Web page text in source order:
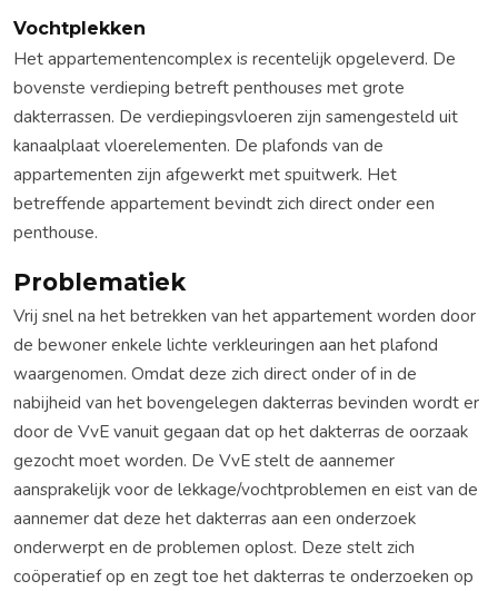
Vochtplekken
Het appartementencomplex is recentelijk opgeleverd. De
bovenste verdieping betreft penthouses met grote
dakterrassen. De verdiepingsvloeren zijn samengesteld uit
kanaalplaat vloerelementen. De plafonds van de
appartementen zijn afgewerkt met spuitwerk. Het
betreffende appartement bevindt zich direct onder een
penthouse.
Problematiek
Vrij snel na het betrekken van het appartement worden door
de bewoner enkele lichte verkleuringen aan het plafond
waargenomen. Omdat deze zich direct onder of in de
nabijheid van het bovengelegen dakterras bevinden wordt er
door de VvE vanuit gegaan dat op het dakterras de oorzaak
gezocht moet worden. De VvE stelt de aannemer
aansprakelijk voor de lekkage/vochtproblemen en eist van de
aannemer dat deze het dakterras aan een onderzoek
onderwerpt en de problemen oplost. Deze stelt zich
coöperatief op en zegt toe het dakterras te onderzoeken op